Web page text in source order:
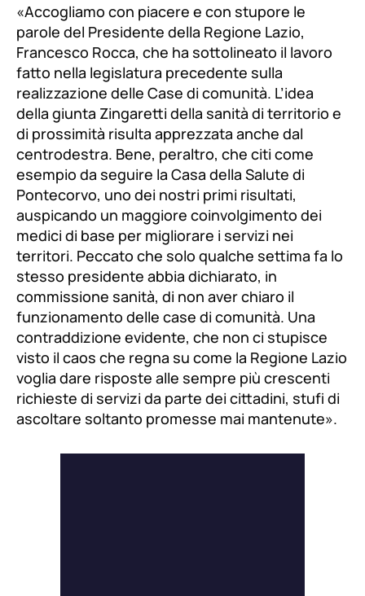
«Accogliamo con piacere e con stupore le
parole del Presidente della Regione Lazio,
Francesco Rocca, che ha sottolineato il lavoro
fatto nella legislatura precedente sulla
realizzazione delle Case di comunità. L’idea
della giunta Zingaretti della sanità di territorio e
di prossimità risulta apprezzata anche dal
centrodestra. Bene, peraltro, che citi come
esempio da seguire la Casa della Salute di
Pontecorvo, uno dei nostri primi risultati,
auspicando un maggiore coinvolgimento dei
medici di base per migliorare i servizi nei
territori. Peccato che solo qualche settima fa lo
stesso presidente abbia dichiarato, in
commissione sanità, di non aver chiaro il
funzionamento delle case di comunità. Una
contraddizione evidente, che non ci stupisce
visto il caos che regna su come la Regione Lazio
voglia dare risposte alle sempre più crescenti
richieste di servizi da parte dei cittadini, stufi di
ascoltare soltanto promesse mai mantenute».